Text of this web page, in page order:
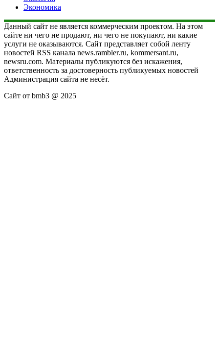
Экономика
Данный сайт не является коммерческим проектом. На этом
сайте ни чего не продают, ни чего не покупают, ни какие
услуги не оказываются. Сайт представляет собой ленту
новостей RSS канала news.rambler.ru, kommersant.ru,
newsru.com. Материалы публикуются без искажения,
ответственность за достоверность публикуемых новостей
Администрация сайта не несёт.
Сайт от bmb3 @ 2025